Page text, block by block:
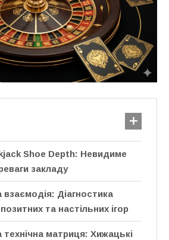
Shoe Depth: Невидиме
закладу
взаємодія: Діагностика
та настільних ігор
технічна матриця: Хижацькі